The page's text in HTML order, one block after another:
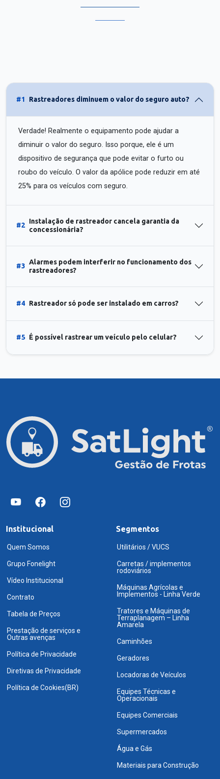
#1 Rastreadores diminuem o valor do seguro auto?
Verdade! Realmente o equipamento pode ajudar a
diminuir o valor do seguro. Isso porque, ele é um
dispositivo de segurança que pode evitar o furto ou
roubo do veículo. O valor da apólice pode reduzir em até
25% para os veículos com seguro.
#2
Instalação de rastreador cancela garantia da
concessionária?
#3
Alarmes podem interferir no funcionamento dos
rastreadores?
#4 Rastreador só pode ser instalado em carros?
#5 É possível rastrear um veículo pelo celular?
Institucional
Quem Somos
Grupo Fonelight
Vídeo Institucional
Contrato
Tabela de Preços
Prestação de serviços e
Outras avenças
Política de Privacidade
Diretivas de Privacidade
Política de Cookies(BR)
Segmentos
Utilitários / VUCS
Carretas / implementos
rodoviários
Máquinas Agrícolas e
Implementos - Linha Verde
Tratores e Máquinas de
Terraplanagem – Linha
Amarela
Caminhões
Geradores
Locadoras de Veículos
Equipes Técnicas e
Operacionais
Equipes Comerciais
Supermercados
Água e Gás
Materiais para Construção